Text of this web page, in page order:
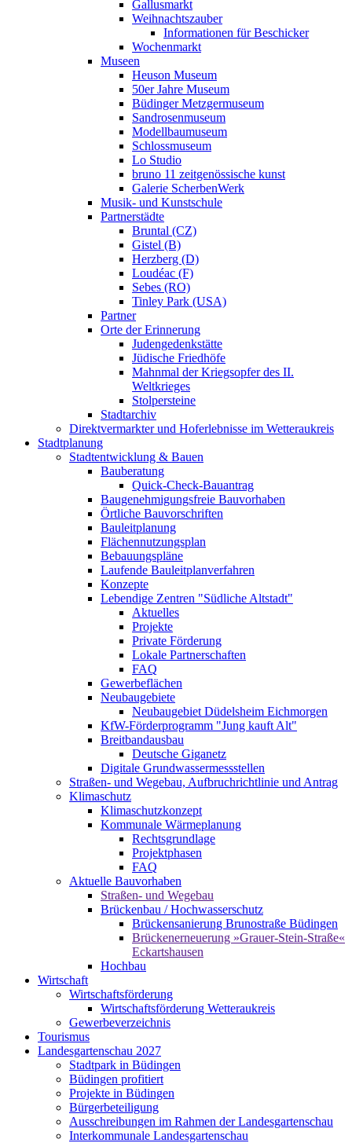
Gallusmarkt
Weihnachtszauber
Informationen für Beschicker
Wochenmarkt
Museen
Heuson Museum
50er Jahre Museum
Büdinger Metzgermuseum
Sandrosenmuseum
Modellbaumuseum
Schlossmuseum
Lo Studio
bruno 11 zeitgenössische kunst
Galerie ScherbenWerk
Musik- und Kunstschule
Partnerstädte
Bruntal (CZ)
Gistel (B)
Herzberg (D)
Loudéac (F)
Sebes (RO)
Tinley Park (USA)
Partner
Orte der Erinnerung
Judengedenkstätte
Jüdische Friedhöfe
Mahnmal der Kriegsopfer des II.
Weltkrieges
Stolpersteine
Stadtarchiv
Direktvermarkter und Hoferlebnisse im Wetteraukreis
Stadtplanung
Stadtentwicklung & Bauen
Bauberatung
Quick-Check-Bauantrag
Baugenehmigungsfreie Bauvorhaben
Örtliche Bauvorschriften
Bauleitplanung
Flächennutzungsplan
Bebauungspläne
Laufende Bauleitplanverfahren
Konzepte
Lebendige Zentren "Südliche Altstadt"
Aktuelles
Projekte
Private Förderung
Lokale Partnerschaften
FAQ
Gewerbeflächen
Neubaugebiete
Neubaugebiet Düdelsheim Eichmorgen
KfW-Förderprogramm "Jung kauft Alt"
Breitbandausbau
Deutsche Giganetz
Digitale Grundwassermessstellen
Straßen- und Wegebau, Aufbruchrichtlinie und Antrag
Klimaschutz
Klimaschutzkonzept
Kommunale Wärmeplanung
Rechtsgrundlage
Projektphasen
FAQ
Aktuelle Bauvorhaben
Straßen- und Wegebau
Brückenbau / Hochwasserschutz
Brückensanierung Brunostraße Büdingen
Brückenerneuerung »Grauer-Stein-Straße«
Eckartshausen
Hochbau
Wirtschaft
Wirtschaftsförderung
Wirtschaftsförderung Wetteraukreis
Gewerbeverzeichnis
Tourismus
Landesgartenschau 2027
Stadtpark in Büdingen
Büdingen profitiert
Projekte in Büdingen
Bürgerbeteiligung
Ausschreibungen im Rahmen der Landesgartenschau
Interkommunale Landesgartenschau